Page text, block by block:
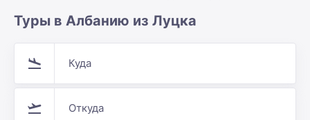
Туры в Албанию из Луцка
Куда
Откуда